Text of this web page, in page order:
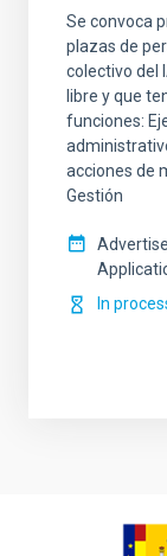
Se convoca
plazas de
colectivo del
libre y que
funciones:
acciones de
Gestión
In